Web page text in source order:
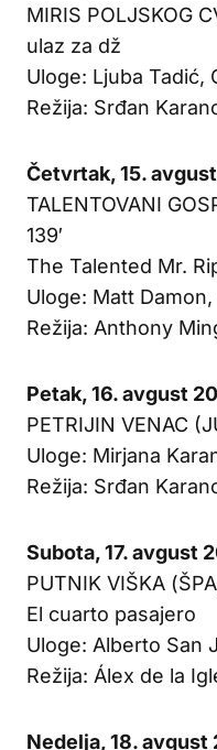
MIRIS POLJSKOG
ulaz za dž
Uloge: Ljuba Tadić,
Režija: Srđan
Četvrtak, 15.
TALENTOVANI
139′
The Talented Mr.
Uloge: Matt
Režija: Anthony
Petak, 16. avgust
PETRIJIN VENAC
Uloge: Mirjana
Režija: Srđan
Subota, 17. avgust
PUTNIK VIŠKA
El cuarto pasajero
Uloge: Alberto San
Režija: Álex de la
Nedelja, 18. avgust